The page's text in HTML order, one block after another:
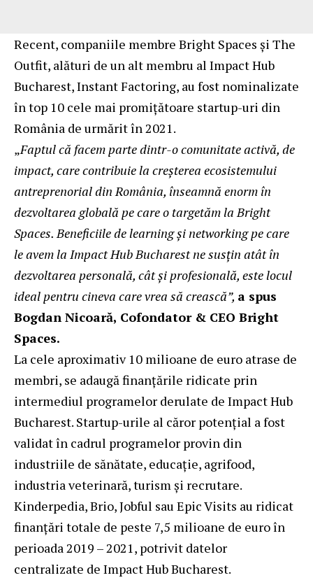
Recent, companiile membre Bright Spaces și The
Outfit, alături de un alt membru al Impact Hub
Bucharest, Instant Factoring, au fost nominalizate
întop 10 cele mai promițătoare startup-uri din
România de urmărit în 2021.
„Faptul că facem parte dintr-o comunitate activă, de
impact, care contribuie la creșterea ecosistemului
antreprenorial din România, înseamnă enorm în
dezvoltarea globală pe care o targetăm la Bright
Spaces. Beneficiile de learning și networking pe care
le avem la Impact Hub Bucharest ne susțin atât în
dezvoltarea personală, cât și profesională, este locul
ideal pentru cineva care vrea să crească”, a spus
Bogdan Nicoară, Cofondator & CEO Bright
Spaces.
La cele aproximativ 10 milioane de euro atrase de
membri, se adaugă finanțările ridicate prin
intermediul programelor derulate de Impact Hub
Bucharest. Startup-urile al căror potențial a fost
validat în cadrul programelor provin din
industriile de sănătate, educație, agrifood,
industria veterinară, turism și recrutare.
Kinderpedia, Brio, Jobful sau Epic Visits au ridicat
finanțări totale de peste 7,5 milioane de euro în
perioada 2019 – 2021, potrivit datelor
centralizate de Impact Hub Bucharest.